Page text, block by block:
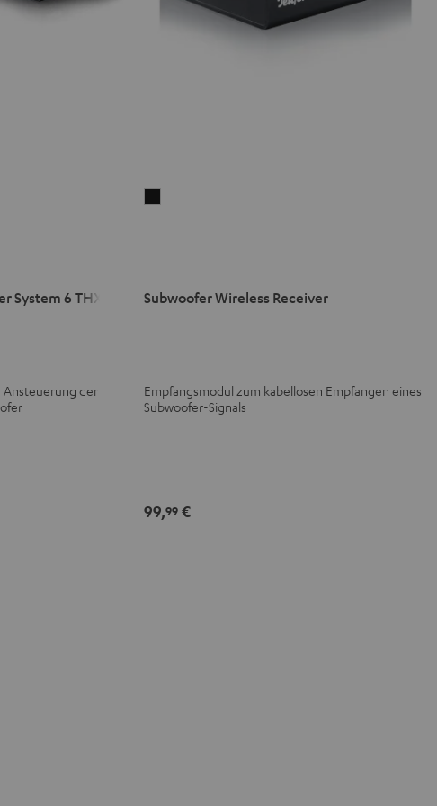
System 6 THX
Ansteuerung der
Subwoofer Wireless Receiver
Empfangsmodul zum kabellosen Empfangen eines
Subwoofer-Signals
99,99 €